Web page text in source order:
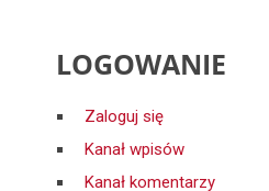
LOGOWANIE
Zaloguj się
Kanał wpisów
Kanał komentarzy